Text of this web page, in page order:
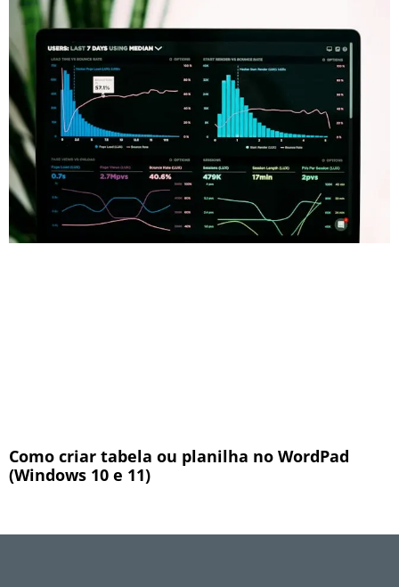
Como criar tabela ou planilha no WordPad
(Windows 10 e 11)